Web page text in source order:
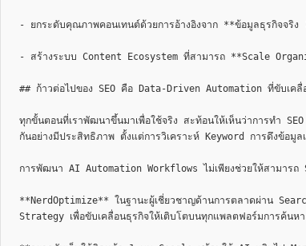
- ยกระดับคุณภาพคอนเทนต์ด้วยการอ้างอิงจาก **ข้อมูลธุรกิจจ
- สร้างระบบ Content Ecosystem ที่สามารถ **Scale
## ก้าวต่อไปของ SEO คือ Data-Driven Automation ที่ขับเค
ทุกขั้นตอนที่เราพัฒนาขึ้นมาเพื่อใช้จริง สะท้อนให้เห็นว่าการทำ
กันอย่างมีประสิทธิภาพ ตั้งแต่การวิเคราะห์ Keyword การดึงข้อมู
การพัฒนา AI Automation Workflows ไม่เพียงช่วยให้สามารถ
**NerdOptimize** ในฐานะผู้เชี่ยวชาญด้านการตลาดผ่าน
Strategy เพื่อขับเคลื่อนธุรกิจให้เติบโตบนทุกแพลตฟอร์มการค้นหา